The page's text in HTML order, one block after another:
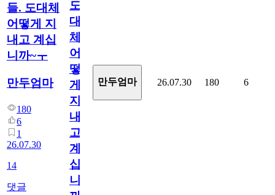
들. 도대체
어떻게 지
내고 계십
니까~ㅜ
만두엄마
180
6
1
26.07.30
14
댓글
도
대
체
어
떻
게
지
내
고
계
십
니
만두엄마 26.07.30 180 6